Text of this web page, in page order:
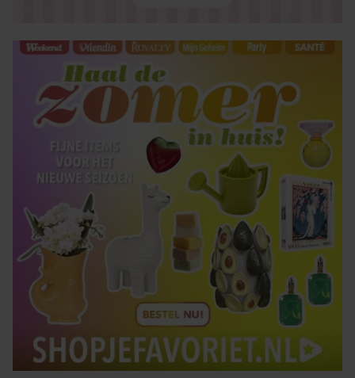
informatie die u aan ze heeft verstrekt of die ze hebben
verzameld op basis van uw gebruik van hun services. U
gaat akkoord met onze cookies als u onze website blijft
gebruiken.